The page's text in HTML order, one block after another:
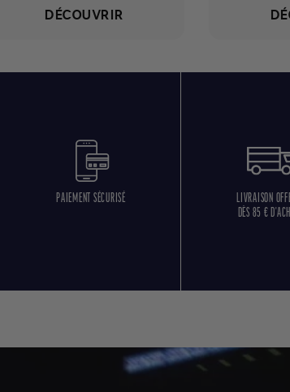
DÉCOUVRIR
PAIEMENT SÉCURISÉ
LIVRAISON
DÈS 85 €